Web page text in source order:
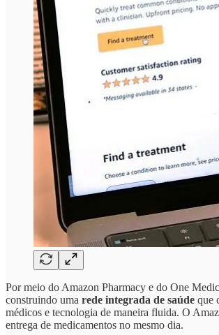
Por meio do Amazon Pharmacy e do One
construindo uma rede integrada de saúde que
médicos e tecnologia de maneira fluida. O
entrega de medicamentos no mesmo dia.